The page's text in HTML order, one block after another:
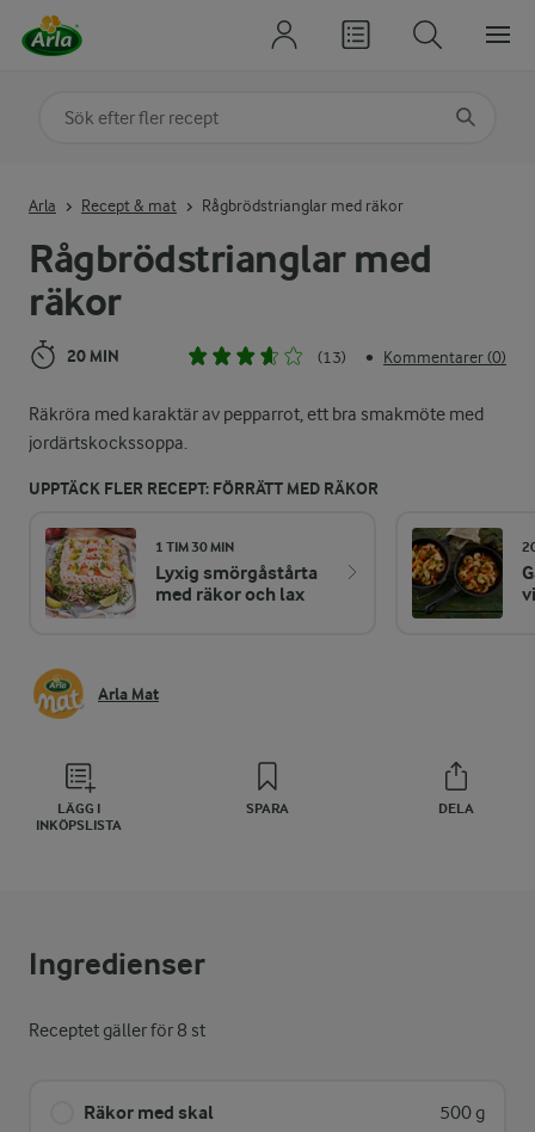
Rågbrödstrianglar med
räkor
20 MIN (13) • Kommentarer (0)
Räkröra med karaktär av pepparrot, ett bra smakmöte med
jordärtskockssoppa.
UPPTÄCK FLER RECEPT: FÖRRÄTT MED RÄKOR
1 TIM 30 MIN
Lyxig smörgåstårta
med räkor och lax
Arla Mat
LÄGG I
INKÖPSLISTA
SPARA DELA
Arla Recept & mat Rågbrödstrianglar med räkor
Ingredienser
Receptet gäller för 8 st
Räkor med skal 500 g
Sök på kategori eller ingrediens